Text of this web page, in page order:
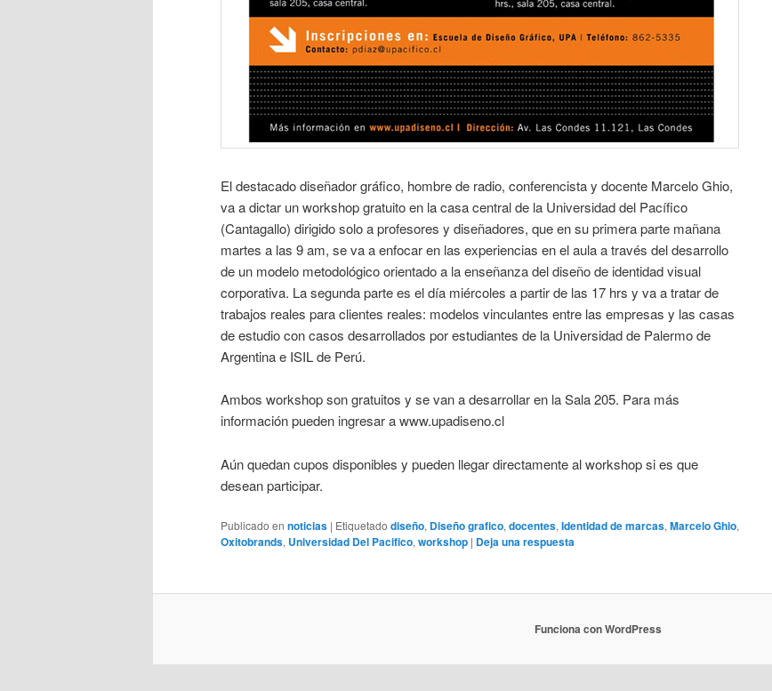
El destacado diseñador gráfico, hombre de radio, conferencista y docente Marcelo Ghio,
va a dictar un workshop gratuito en la casa central de la Universidad del Pacífico
(Cantagallo) dirigido solo a profesores y diseñadores, que en su primera parte mañana
martes a las 9 am, se va a enfocar en las experiencias en el aula a través del desarrollo
de un modelo metodológico orientado a la enseñanza del diseño de identidad visual
corporativa. La segunda parte es el día miércoles a partir de las 17 hrs y va a tratar de
trabajos reales para clientes reales: modelos vinculantes entre las empresas y las casas
de estudio con casos desarrollados por estudiantes de la Universidad de Palermo de
Argentina e ISIL de Perú.
Ambos workshop son gratuitos y se van a desarrollar en la Sala 205. Para más
información pueden ingresar a www.upadiseno.cl
Aún quedan cupos disponibles y pueden llegar directamente al workshop si es que
desean participar.
Publicado en noticias | Etiquetado diseño, Diseño grafico, docentes, Identidad de marcas, Marcelo Ghio,
Oxitobrands, Universidad Del Pacifico, workshop | Deja una respuesta
Funciona con WordPress